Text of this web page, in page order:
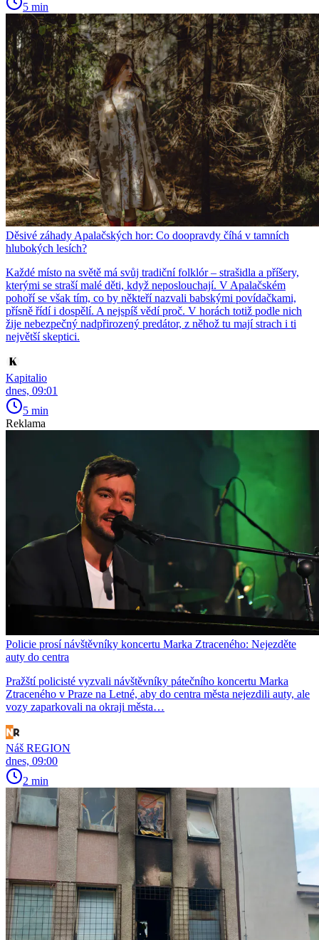
5 min
Děsivé záhady Apalačských hor: Co doopravdy číhá v tamních
hlubokých lesích?
Každé místo na světě má svůj tradiční folklór – strašidla a příšery,
kterými se straší malé děti, když neposlouchají. V Apalačském
pohoří se však tím, co by někteří nazvali babskými povídačkami,
přísně řídí i dospělí. A nejspíš vědí proč. V horách totiž podle nich
žije nebezpečný nadpřirozený predátor, z něhož tu mají strach i ti
největší skeptici.
Kapitalio
dnes, 09:01
5 min
Reklama
Policie prosí návštěvníky koncertu Marka Ztraceného: Nejezděte
auty do centra
Pražští policisté vyzvali návštěvníky pátečního koncertu Marka
Ztraceného v Praze na Letné, aby do centra města nejezdili auty, ale
vozy zaparkovali na okraji města…
Náš REGION
dnes, 09:00
2 min